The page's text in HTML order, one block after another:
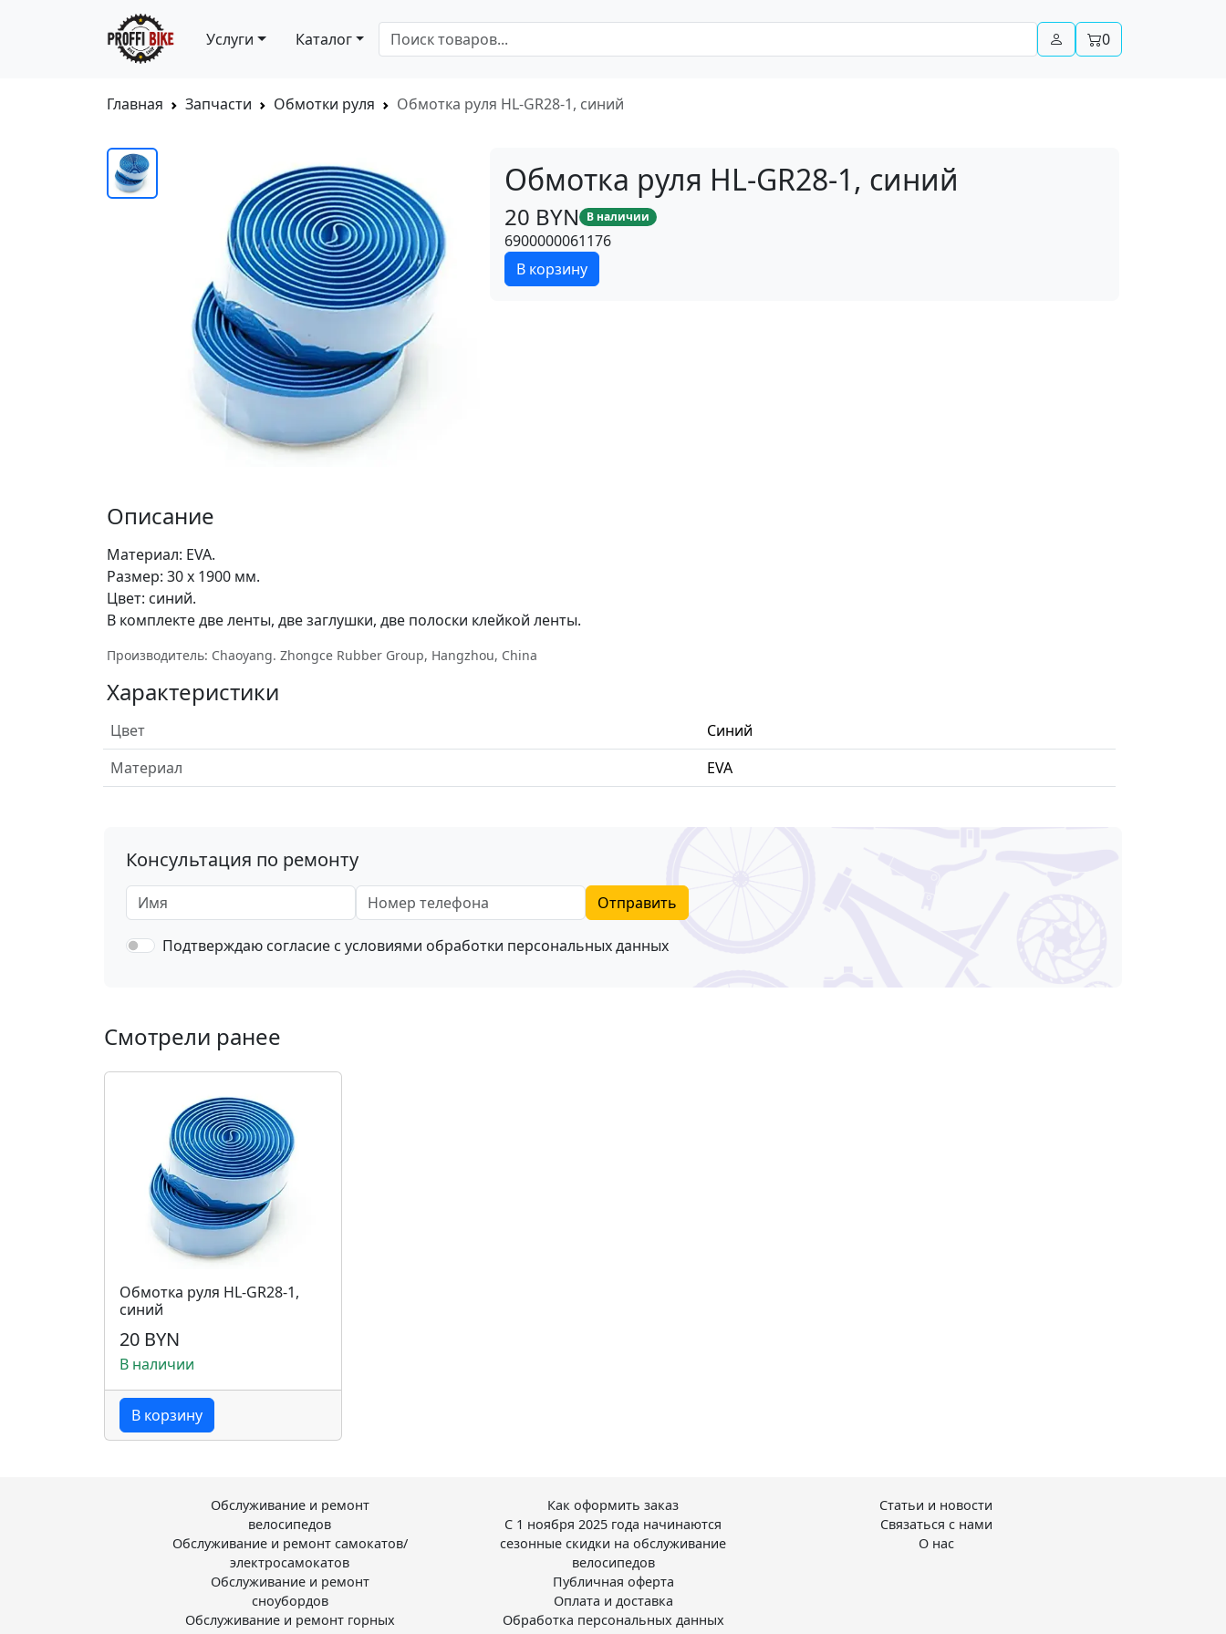
Услуги Каталог 0
Главная Запчасти Обмотки руля Обмотка руля HL-GR28-1, синий
Обмотка руля HL-GR28-1, синий
20 BYN В наличии
6900000061176
В корзину
Описание
Материал: EVA.
Размер: 30 х 1900 мм.
Цвет: синий.
В комплекте две ленты, две заглушки, две полоски клейкой ленты.
Производитель: Chaoyang. Zhongce Rubber Group, Hangzhou, China
Характеристики
Цвет
Синий
Материал
EVA
Консультация по ремонту
Имя Номер телефона Отправить
Подтверждаю согласие с условиями обработки персональных данных
Смотрели ранее
Обмотка руля HL-GR28-1,
синий
20 BYN
В наличии
В корзину
Обслуживание и ремонт
велосипедов
Обслуживание и ремонт самокатов/
электросамокатов
Обслуживание и ремонт
сноубордов
Обслуживание и ремонт горных
Как оформить заказ
С 1 ноября 2025 года начинаются
сезонные скидки на обслуживание
велосипедов
Публичная оферта
Оплата и доставка
Обработка персональных данных
Статьи и новости
Связаться с нами
О нас